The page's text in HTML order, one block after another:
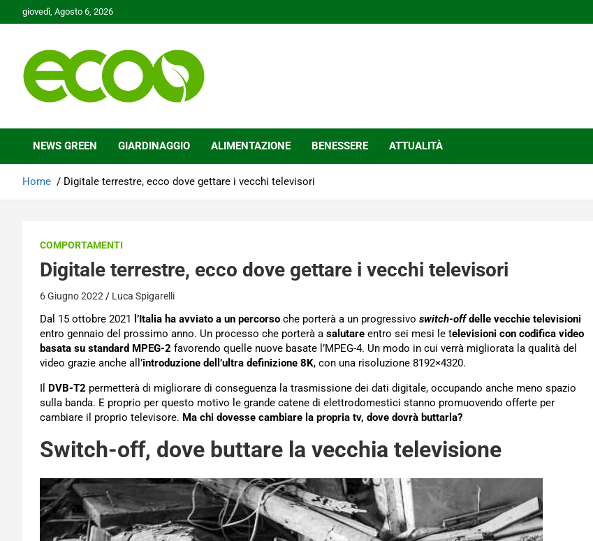
to
giovedì, Agosto 6, 2026
Ecoo.it
NEWS GREEN GIARDINAGGIO ALIMENTAZIONE BENESSERE ATTUALITÀ
Home Digitale terrestre, ecco dove gettare i vecchi televisori
COMPORTAMENTI
Digitale terrestre, ecco dove gettare i vecchi televisori
6 Giugno 2022 Luca Spigarelli
Dal 15 ottobre 2021 l’Italia ha avviato a un percorso che porterà a un progressivo switch-off delle vecchie televisioni
entro gennaio del prossimo anno. Un processo che porterà a salutare entro sei mesi le televisioni con codifica video
basata su standard MPEG-2 favorendo quelle nuove basate l’MPEG-4. Un modo in cui verrà migliorata la qualità del
video grazie anche all’introduzione dell’ultra definizione 8K, con una risoluzione 8192×4320.
Il DVB-T2 permetterà di migliorare di conseguenza la trasmissione dei dati digitale, occupando anche meno spazio
sulla banda. E proprio per questo motivo le grande catene di elettrodomestici stanno promuovendo offerte per
cambiare il proprio televisore. Ma chi dovesse cambiare la propria tv, dove dovrà buttarla?
Switch-off, dove buttare la vecchia televisione